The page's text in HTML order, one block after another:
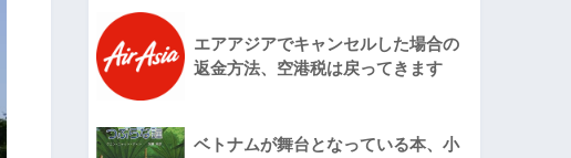
エアアジアでキャンセルした場合の
返金方法、空港税は戻ってきます
ベトナムが舞台となっている本、小